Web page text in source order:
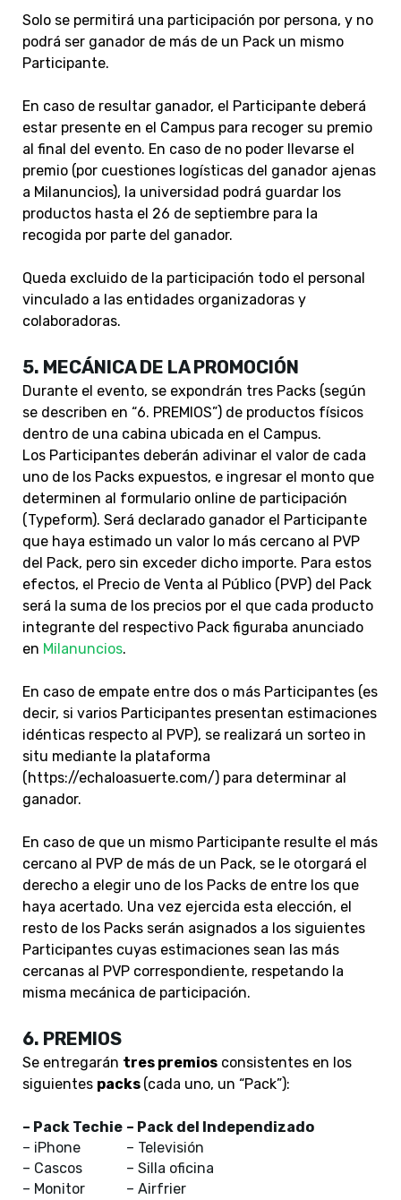
Solo se permitirá una participación por persona, y no
podrá ser ganador de más de un Pack un mismo
Participante.
En caso de resultar ganador, el Participante deberá
estar presente en el Campus para recoger su premio
al final del evento. En caso de no poder llevarse el
premio (por cuestiones logísticas del ganador ajenas
a Milanuncios), la universidad podrá guardar los
productos hasta el 26 de septiembre para la
recogida por parte del ganador.
Queda excluido de la participación todo el personal
vinculado a las entidades organizadoras y
colaboradoras.
5. MECÁNICA DE LA PROMOCIÓN
Durante el evento, se expondrán tres Packs (según
se describen en “6. PREMIOS”) de productos físicos
dentro de una cabina ubicada en el Campus.
Los Participantes deberán adivinar el valor de cada
uno de los Packs expuestos, e ingresar el monto que
determinen al formulario online de participación
(Typeform). Será declarado ganador el Participante
que haya estimado un valor lo más cercano al PVP
del Pack, pero sin exceder dicho importe. Para estos
efectos, el Precio de Venta al Público (PVP) del Pack
será la suma de los precios por el que cada producto
integrante del respectivo Pack figuraba anunciado
en Milanuncios.
En caso de empate entre dos o más Participantes (es
decir, si varios Participantes presentan estimaciones
idénticas respecto al PVP), se realizará un sorteo in
situ mediante la plataforma
(https://echaloasuerte.com/) para determinar al
ganador.
En caso de que un mismo Participante resulte el más
cercano al PVP de más de un Pack, se le otorgará el
derecho a elegir uno de los Packs de entre los que
haya acertado. Una vez ejercida esta elección, el
resto de los Packs serán asignados a los siguientes
Participantes cuyas estimaciones sean las más
cercanas al PVP correspondiente, respetando la
misma mecánica de participación.
6. PREMIOS
Se entregarán tres premios consistentes en los
siguientes packs (cada uno, un “Pack”):
– Pack Techie
– iPhone
– Cascos
– Monitor
– Pack del Independizado
– Televisión
– Silla oficina
– Airfrier